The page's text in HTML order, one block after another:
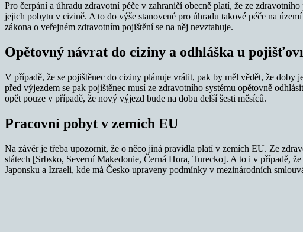
Pro čerpání a úhradu zdravotní péče v zahraničí obecně platí, že ze
jejich pobytu v cizině. A to do výše stanovené pro úhradu takové péče na
zákona o veřejném zdravotním pojištění se na něj nevztahuje.
Opětovný návrat do ciziny a odhláška u
V případě, že se pojištěnec do ciziny plánuje vrátit, pak by měl vědět, že
před výjezdem se pak pojištěnec musí ze zdravotního systému opětovně
opět pouze v případě, že nový výjezd bude na dobu delší šesti měsíců.
Pracovní pobyt v zemích EU
Na závěr je třeba upozornit, že o něco jiná pravidla platí v zemích EU. Ze
státech [Srbsko, Severní Makedonie, Černá Hora, Turecko]. A to i v případě,
Japonsku a Izraeli, kde má Česko upraveny podmínky v mezinárodních